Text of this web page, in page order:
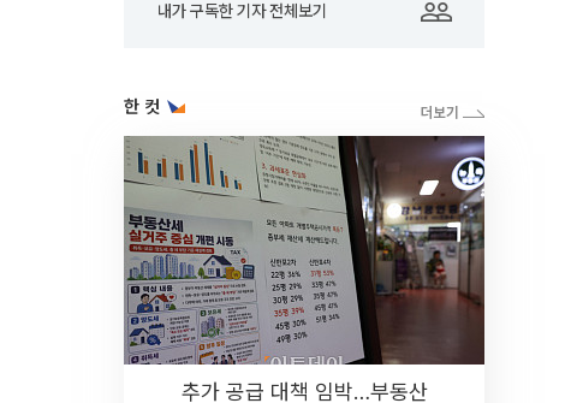
내가 구독한 기자 전체보기
한 컷
추가 공급 대책 임박…부동산